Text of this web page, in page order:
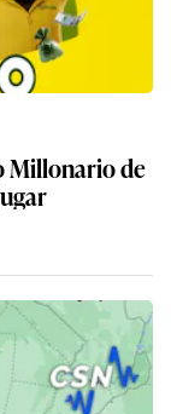
Millonario de